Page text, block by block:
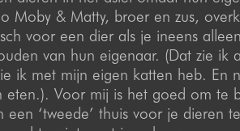
Moby & Matty, broer en zus,
voor een dier als je ineens
van hun eigenaar. (Dat zie ik
ik met mijn eigen katten heb.
eten.). Voor mij is het goed om te
een ‘tweede’ thuis voor je dieren